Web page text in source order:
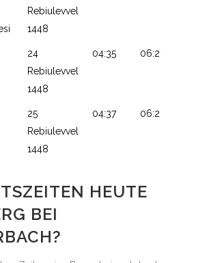
Rebiulevvel
1448
24
Rebiulevvel
1448
04:35 06:21
25
Rebiulevvel
1448
04:37 06:22
HEUTE
BEI